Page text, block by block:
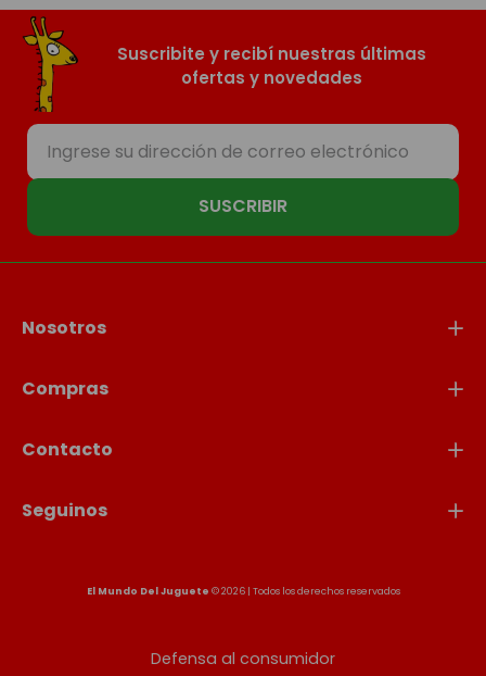
Suscribite y recibí nuestras últimas
ofertas y novedades
SUSCRIBIR
Nosotros
Compras
Contacto
Seguinos
El Mundo Del Juguete © 2026 | Todos los derechos reservados
Defensa al consumidor